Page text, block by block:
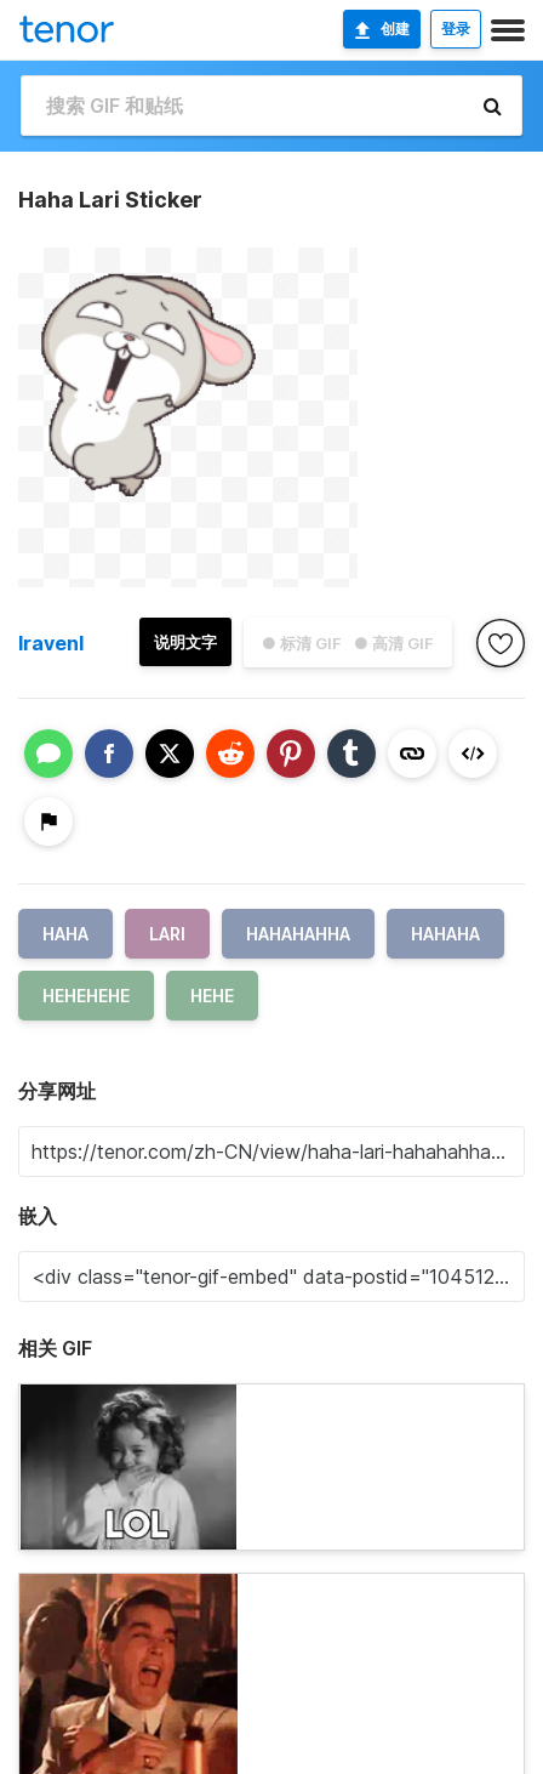
创建 登录
Haha Lari Sticker
● 标清 GIF ● 高清 GIF
说明文字
lravenl
HAHA LARI HAHAHAHHA HAHAHA
HEHEHEHE HEHE
分享网址
嵌入
相关 GIF